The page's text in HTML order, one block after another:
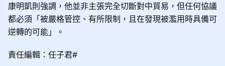
康明凱則強調，他並非主張完全切斷對中貿易，但任何協議
都必須「被嚴格管控、有所限制，且在發現被濫用時具備可
逆轉的可能」。
責任編輯：任子君#